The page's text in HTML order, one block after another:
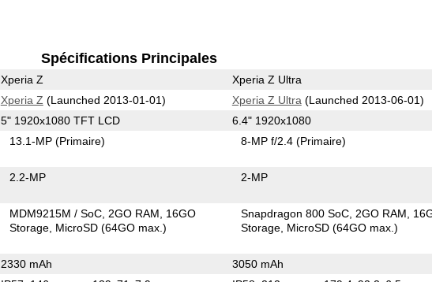
Spécifications Principales
Xperia Z Xperia Z Ultra
Xperia Z (Launched 2013-01-01) Xperia Z Ultra (Launched 2013-06-01)
5" 1920x1080 TFT LCD 6.4" 1920x1080
13.1-MP(Primaire) 8-MP f/2.4(Primaire)
2.2-MP 2-MP
MDM9215M / SoC 2GO RAM
16GO
Storage MicroSD (64GO max.)
Snapdragon 800 SoC 2GO RAM
Storage MicroSD (64GO max.)
2330 mAh 3050 mAh